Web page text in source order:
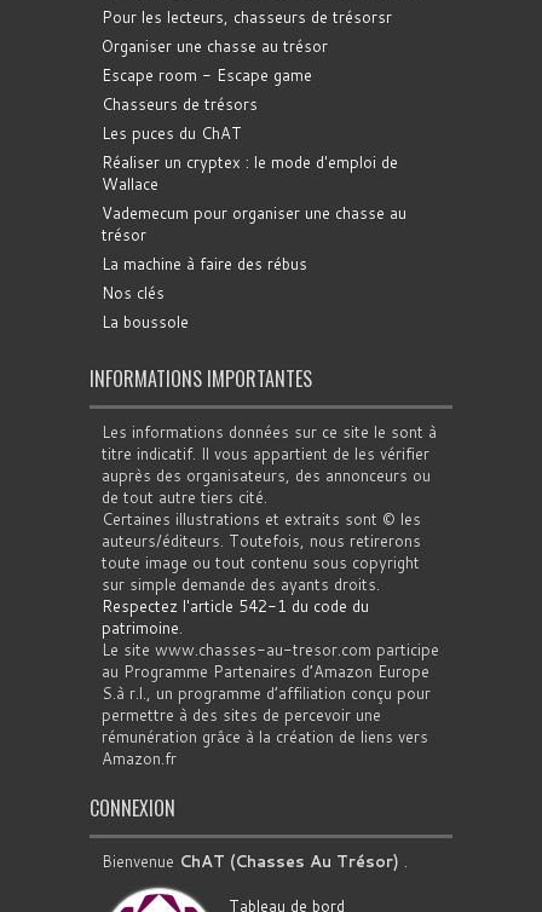
Pour les lecteurs, chasseurs de trésorsr
Organiser une chasse au trésor
Escape room - Escape game
Chasseurs de trésors
Les puces du ChAT
Réaliser un cryptex : le mode d'emploi de
Wallace
Vademecum pour organiser une chasse au
trésor
La machine à faire des rébus
Nos clés
La boussole
INFORMATIONS IMPORTANTES
Les informations données sur ce site le sont à
titre indicatif. Il vous appartient de les vérifier
auprès des organisateurs, des annonceurs ou
de tout autre tiers cité.
Certaines illustrations et extraits sont © les
auteurs/éditeurs. Toutefois, nous retirerons
toute image ou tout contenu sous copyright
sur simple demande des ayants droits.
Respectez l'article 542-1 du code du
patrimoine
Le site www.chasses-au-tresor.com participe
au Programme Partenaires d’Amazon Europe
S.à r.l., un programme d’affiliation conçu pour
permettre à des sites de percevoir une
rémunération grâce à la création de liens vers
Amazon.fr
CONNEXION
Bienvenue ChAT (Chasses Au Trésor)
Tableau de bord